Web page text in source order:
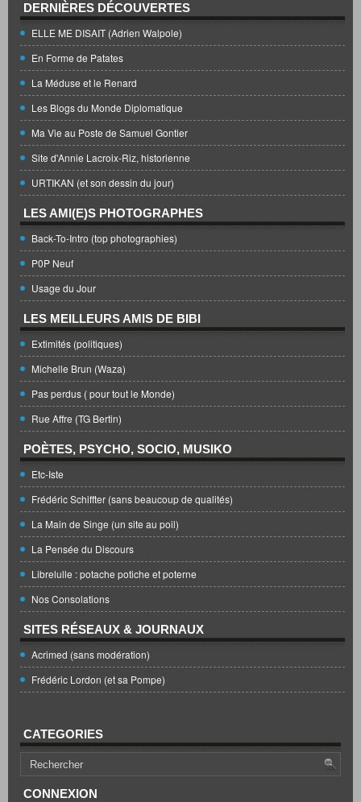
DERNIÈRES DÉCOUVERTES
ELLE ME DISAIT (Adrien Walpole)
En Forme de Patates
La Méduse et le Renard
Les Blogs du Monde Diplomatique
Ma Vie au Poste de Samuel Gontier
Site d'Annie Lacroix-Riz, historienne
URTIKAN (et son dessin du jour)
LES AMI(E)S PHOTOGRAPHES
Back-To-Intro (top photographies)
P0P Neuf
Usage du Jour
LES MEILLEURS AMIS DE BIBI
Extimités (politiques)
Michelle Brun (Waza)
Pas perdus ( pour tout le Monde)
Rue Affre (TG Bertin)
POÈTES, PSYCHO, SOCIO, MUSIKO
Etc-Iste
Frédéric Schiffter (sans beaucoup de qualités)
La Main de Singe (un site au poil)
La Pensée du Discours
Librelulle : potache potiche et poterne
Nos Consolations
SITES RÉSEAUX & JOURNAUX
Acrimed (sans modération)
Frédéric Lordon (et sa Pompe)
CATEGORIES
CONNEXION